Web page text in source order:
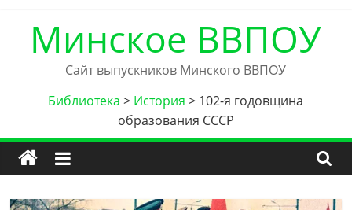
contentМинское ВВПОУ
Сайт выпускников Минского ВВПОУ
Библиотека > История > 102-я годовщина
образования СССР